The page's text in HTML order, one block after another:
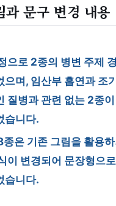
과 문구 변경 내용
으로 2종의 병변 주제
으며, 임산부 흡연과 조
질병과 관련 없는 2종이
습니다.
종은 기존 그림을 활용
이 변경되어 문장형으로
습니다.